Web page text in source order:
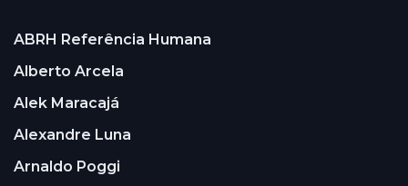
ABRH Referência Humana
Alberto Arcela
Alek Maracajá
Alexandre Luna
Arnaldo Poggi